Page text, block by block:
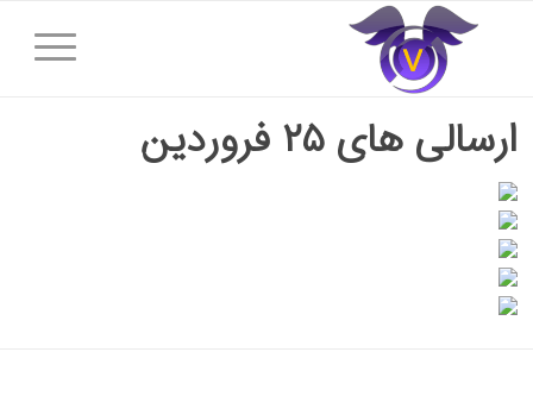
ارسالی های ۲۵ فروردین